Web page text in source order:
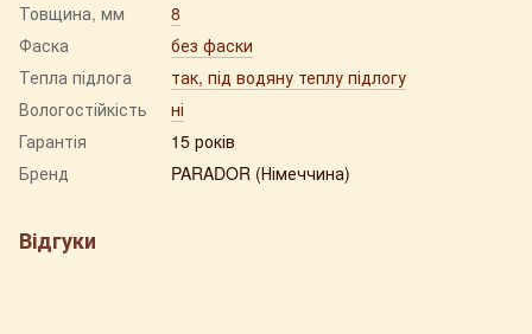
Товщина, мм
8
Фаска
без фаски
Тепла підлога
так, під водяну теплу підлогу
Вологостійкість
ні
Гарантія
15 років
Бренд
PARADOR (Німеччина)
Відгуки